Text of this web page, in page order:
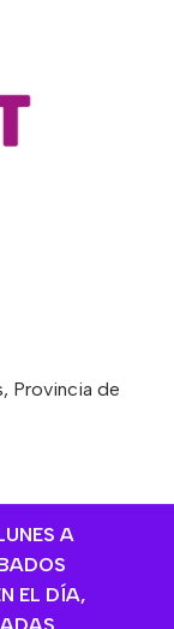
A
EL DÍA,
Provincia de
Buenos Aires